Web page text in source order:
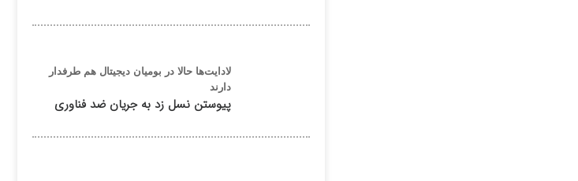
لادایت‌ها حالا در بومیان دیجیتال هم طرفدار
دارند
پیوستن نسل زد به جریان ضد فناوری